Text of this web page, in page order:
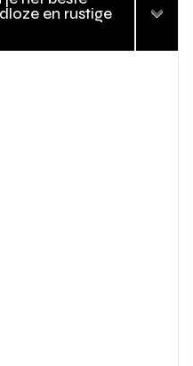
en rustige